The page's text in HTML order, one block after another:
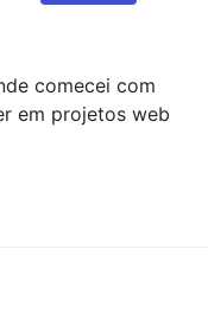
comecei com
em projetos web